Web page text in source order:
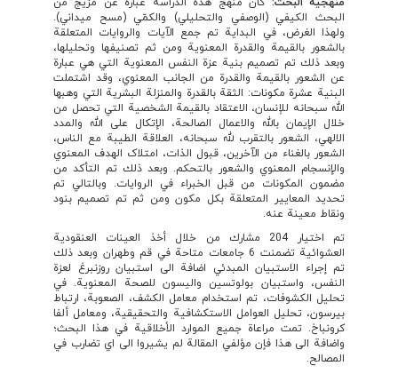
البحث الكيفي (الوصفي والتحليلي) والكمّي (مسح ميداني).
ولهذا الغرض، في البداية تم جمع الآيات والروايات المتعلقة
بالشعور بالقيمة والقدرة المعنوية ومن ثم تصنيفها وتحليلها،
وبعد ذلك تم تصميم بنية عزة النفس المعنوية التي هي عبارة
عن الشعور بالقيمة والقدرة من الجانب المعنوي، وقد اشتملت
البنية عشرة مكونات: الثقة بالقدرة والمنزلة البشرية التي وهبها
الله سبحانه للإنسان، الاعتقاد بالقيمة الشخصية التي تحصل من
خلال الإيمان بالله والاعمال الصالحة، الإتكال على الله والمدد
الالهي، الشعور بالتقرب لله سبحانه، العلاقة الطيبة مع الناس،
الشعور بالغناء من الآخرين، قبول الذات، امتلاک الهدف المعنوي
والإنسجام المعنوي والشعور بالتحكم. وبعد ذلك تم التأكد من
مضمون المكونات من قبل الخبراء في الروايات. وبالتالي تم
تحديد المعايير المتعلقة بكل مكون ومن ثم تم تصمیم بنود
ونقاط معينة عنه.
تم اختيار 204 مشارك من خلال أخذ العينات العنقودية
العشوائية تضمنت 6 جامعات متاحة في قم وطهران وبعد ذلك
تم إجراء الاستبيان المبدئي اضافة الى استبيان روزنبرغ لعزة
النفس، واستبيان بولوتسين واليسون للصحة المعنوية. في
تحليل الكشوفات، تم استخدام معامل الكشف، الصعوبة، ارتباط
بيرسون، تحليل العوامل الاستكشافية والتحقيقية، ومعامل ألفا
كرونباخ. تمت مراعاة جميع الموارد الأخلاقية في هذا البحث؛
واضافة الى هذا فإن مؤلفي المقالة لم يشيروا الى اي تضارب في
المصالح.